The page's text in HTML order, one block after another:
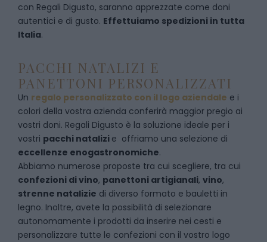
con Regali Digusto, saranno apprezzate come doni
autentici e di gusto. Effettuiamo spedizioni in tutta
Italia.
PACCHI NATALIZI E
PANETTONI PERSONALIZZATI
Un regalo personalizzato con il logo aziendale e i
colori della vostra azienda conferirà maggior pregio ai
vostri doni. Regali Digusto è la soluzione ideale per i
vostri pacchi natalizi e offriamo una selezione di
eccellenze enogastronomiche.
Abbiamo numerose proposte tra cui scegliere, tra cui
confezioni di vino, panettoni artigianali, vino,
strenne natalizie di diverso formato e bauletti in
legno. Inoltre, avete la possibilità di selezionare
autonomamente i prodotti da inserire nei cesti e
personalizzare tutte le confezioni con il vostro logo